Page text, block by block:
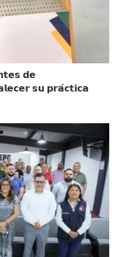
𝗱𝗲
𝘀𝘂 𝗽𝗿𝗮́𝗰𝘁𝗶𝗰𝗮